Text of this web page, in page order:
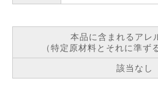
本品に含まれるアレ
（特定原材料とそれに準ず
該当なし